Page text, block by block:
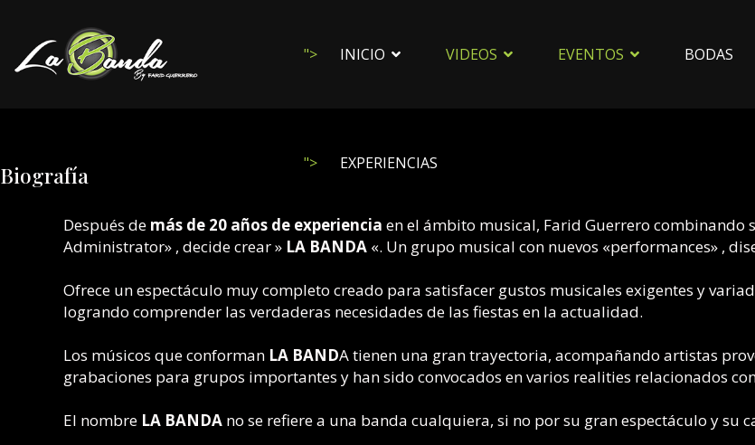
"> INICIO VIDEOS EVENTOS BODAS
"> EXPERIENCIAS
Biografía
Después de más de 20 años de experiencia en el ámbito musical, Farid Guerrero combinando
Administrator» , decide crear » LA BANDA «. Un grupo musical con nuevos «performances» ,
Ofrece un espectáculo muy completo creado para satisfacer gustos musicales exigentes y
logrando comprender las verdaderas necesidades de las fiestas en la actualidad.
Los músicos que conforman LA BANDA tienen una gran trayectoria, acompañando artistas
grabaciones para grupos importantes y han sido convocados en varios realities relacionados
El nombre LA BANDA no se refiere a una banda cualquiera, si no por su gran espectáculo y su